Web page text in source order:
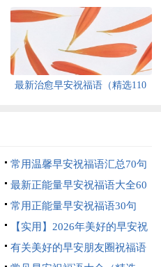
最新治愈早安祝福语（精选110
常用温馨早安祝福语汇总70句
精选
最新正能量早安祝福语大全60
句常用正能量早安祝福语30句
【实用】2026年美好的早安祝
福语语录35条
有关美好的早安朋友圈祝福语